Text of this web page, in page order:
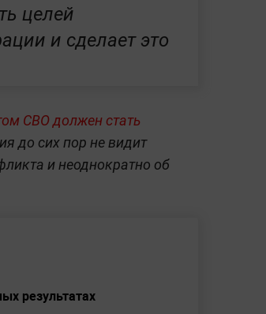
целей
и сделает это
СВО должен стать
до сих пор не видит
и неоднократно об
результатах